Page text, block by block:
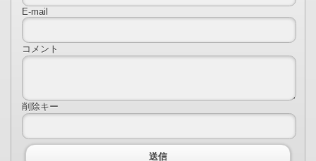
E-mail
コメント
削除キー
送信